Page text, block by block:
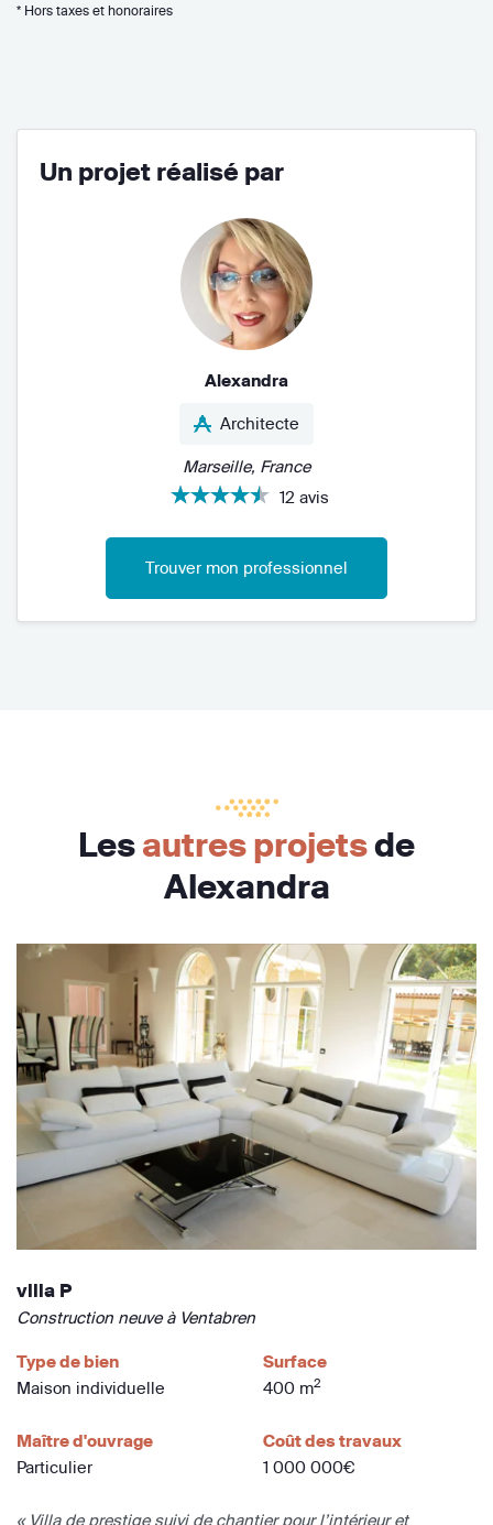
* Hors taxes et honoraires
Un projet réalisé par
Alexandra
Architecte
Marseille, France
12 avis
Trouver mon professionnel
Lesautres projetsde
Alexandra
villa P
Construction neuve à Ventabren
Type de bien
Maison individuelle
Surface
400 m2
Maître d'ouvrage
Particulier
Coût des travaux
1 000 000€
« Villa de prestige suivi de chantier pour l’intérieur et